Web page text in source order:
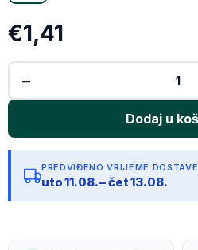
€1,41
PREDVIĐENO VRIJEME DOSTAVE
uto 11.08. – čet 13.08.